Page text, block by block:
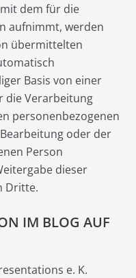
dem für die
aufnimmt, werden
übermittelten
Basis von einer
die Verarbeitung
personenbezogenen
oder der
Person
dieser
Dritte.
IM BLOG AUF
e. K.